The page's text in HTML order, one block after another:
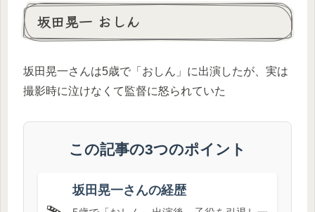
坂田晃一 おしん
坂田晃一さんは5歳で「おしん」に出演したが、実は
撮影時に泣けなくて監督に怒られていた
この記事の3つのポイント
坂田晃一さんの経歴